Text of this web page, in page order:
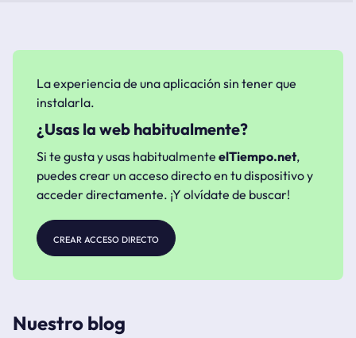
La experiencia de una aplicación sin tener que
instalarla.
¿Usas la web habitualmente?
Si te gusta y usas habitualmente elTiempo.net,
puedes crear un acceso directo en tu dispositivo y
acceder directamente. ¡Y olvídate de buscar!
crear acceso directo
Nuestro blog